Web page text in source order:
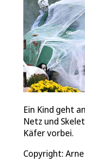
Ein Kind geht
Netz und
Käfer vorbei.
Copyright: